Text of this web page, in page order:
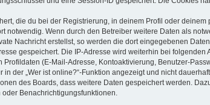
die du bei der Registrierung, in deinem Profil oder
notwendig. Wenn durch den Betreiber weitere Daten als
Nachricht erstellst, so werden die dort eingegebenen
gespeichert. Die IP-Adresse wird weiterhin bei
Profildaten (E-Mail-Adresse, Kontoaktivierung, Benutzer-
der „Wer ist online?“-Funktion angezeigt und nicht
des Boards, dass weitere Daten gespeichert werden.
Benachrichtigungsfunktionen.